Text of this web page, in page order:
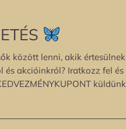
között lenni, akik értesülnek
és akcióinkról? Iratkozz fel és
küldünk